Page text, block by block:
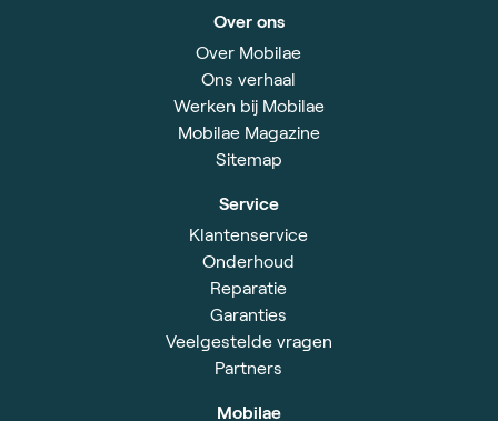
Over ons
Over Mobilae
Ons verhaal
Werken bij Mobilae
Mobilae Magazine
Sitemap
Service
Klantenservice
Onderhoud
Reparatie
Garanties
Veelgestelde vragen
Partners
Mobilae